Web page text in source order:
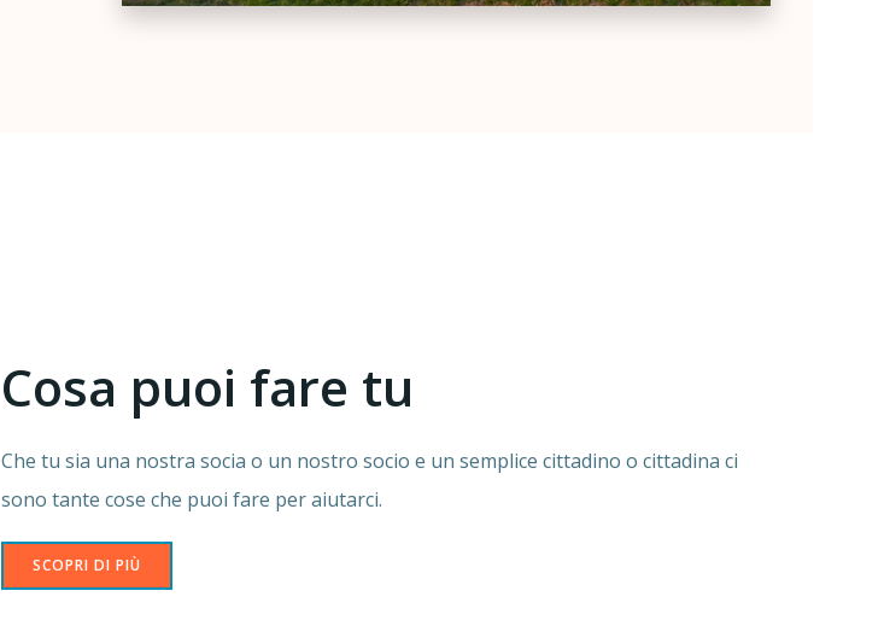
Cosa puoi fare tu
Che tu sia una nostra socia o un nostro socio e un semplice cittadino o cittadina ci
sono tante cose che puoi fare per aiutarci.
SCOPRI DI PIÙ